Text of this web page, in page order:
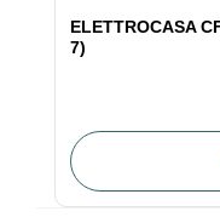
ELETTROCASA
7)